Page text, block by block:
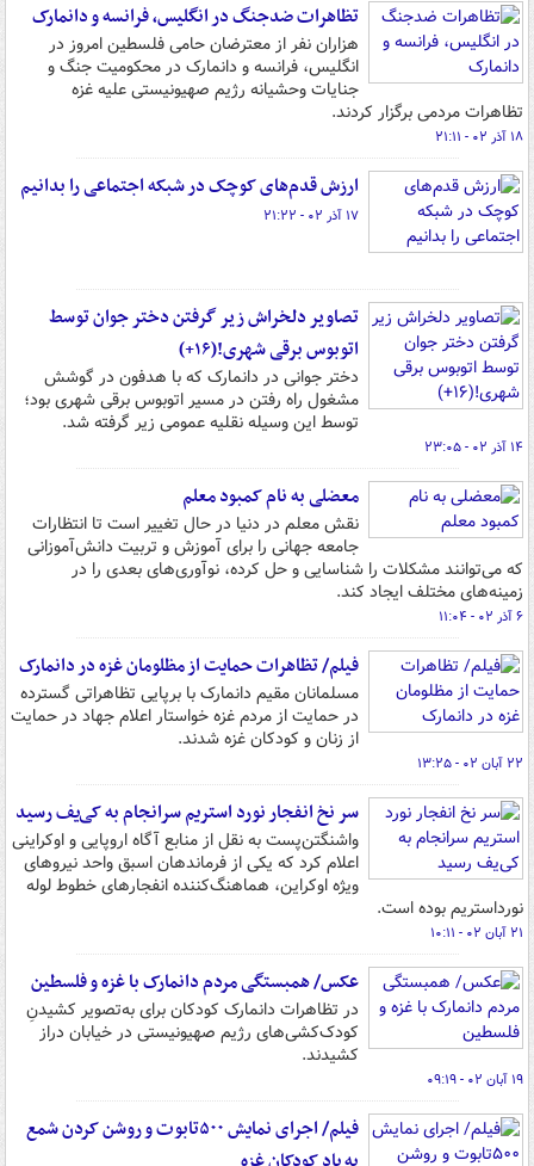
تظاهرات ضدجنگ در انگلیس، فرانسه و دانمارک
هزاران نفر از معترضان حامی فلسطین امروز در
انگلیس، فرانسه و دانمارک در محکومیت جنگ و
جنایات وحشیانه رژیم صهیونیستی علیه غزه
تظاهرات مردمی برگزار کردند.
۱۸ آذر ۰۲ - ۲۱:۱۱
ارزش قدم‌های کوچک در شبکه اجتماعی را بدانیم
۱۷ آذر ۰۲ - ۲۱:۲۲
تصاویر دلخراش زیر گرفتن دختر جوان توسط
اتوبوس برقی شهری!(۱۶+)
دختر جوانی در دانمارک که با هدفون در گوشش
مشغول راه رفتن در مسیر اتوبوس برقی شهری بود؛
توسط این وسیله نقلیه عمومی زیر گرفته شد.
۱۴ آذر ۰۲ - ۲۳:۰۵
معضلی به نام کمبود معلم
نقش معلم در دنیا در حال تغییر است تا انتظارات
جامعه جهانی را برای آموزش و تربیت دانش‌آموزانی
که می‌توانند مشکلات را شناسایی و حل کرده، نوآوری‌های بعدی را در
زمینه‌های مختلف ایجاد کند.
۶ آذر ۰۲ - ۱۱:۰۴
فیلم/ تظاهرات حمایت از مظلومان غزه در دانمارک
مسلمانان مقیم دانمارک با برپایی تظاهراتی گسترده
در حمایت از مردم غزه خواستار اعلام جهاد در حمایت
از زنان و کودکان غزه شدند.
۲۲ آبان ۰۲ - ۱۳:۲۵
سر نخ انفجار نورد استریم سرانجام به کی‌یف رسید
واشنگتن‌پست به نقل از منابع آگاه اروپایی و اوکراینی
اعلام کرد که یکی از فرماندهان اسبق واحد نیروهای
ویژه اوکراین، هماهنگ‌کننده انفجارهای خطوط لوله
نورداستریم بوده است.
۲۱ آبان ۰۲ - ۱۰:۱۱
عکس/ همبستگی مردم دانمارک با غزه و فلسطین
در تظاهرات دانمارک کودکان برای به‌تصویر کشیدنِ
کودک‌کشی‌های رژیم صهیونیستی در خیابان دراز
کشیدند.
۱۹ آبان ۰۲ - ۰۹:۱۹
فیلم/ اجرای نمایش ۵۰۰تابوت و روشن کردن شمع